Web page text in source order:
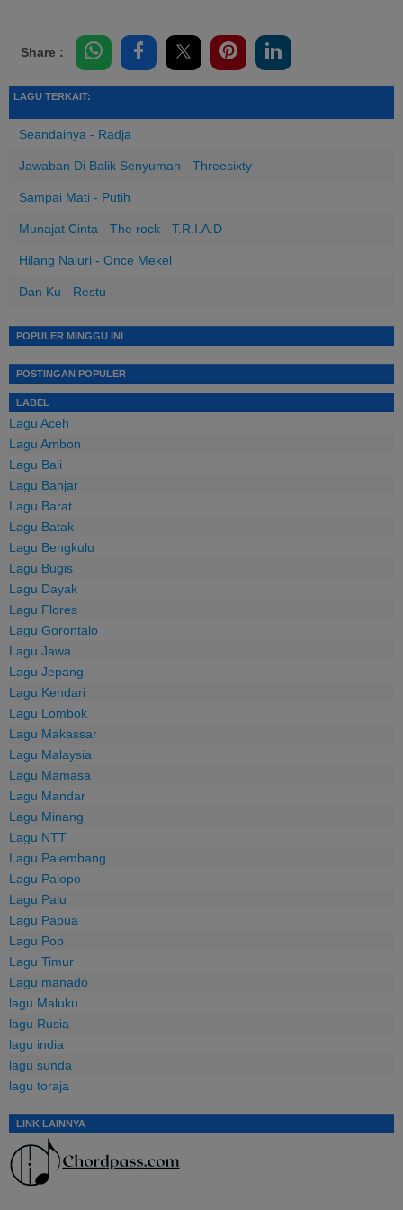
Share :
LAGU TERKAIT:
Seandainya - Radja
Jawaban Di Balik Senyuman - Threesixty
Sampai Mati - Putih
Munajat Cinta - The rock - T.R.I.A.D
Hilang Naluri - Once Mekel
Dan Ku - Restu
POPULER MINGGU INI
POSTINGAN POPULER
LABEL
Lagu Aceh
Lagu Ambon
Lagu Bali
Lagu Banjar
Lagu Barat
Lagu Batak
Lagu Bengkulu
Lagu Bugis
Lagu Dayak
Lagu Flores
Lagu Gorontalo
Lagu Jawa
Lagu Jepang
Lagu Kendari
Lagu Lombok
Lagu Makassar
Lagu Malaysia
Lagu Mamasa
Lagu Mandar
Lagu Minang
Lagu NTT
Lagu Palembang
Lagu Palopo
Lagu Palu
Lagu Papua
Lagu Pop
Lagu Timur
Lagu manado
lagu Maluku
lagu Rusia
lagu india
lagu sunda
lagu toraja
LINK LAINNYA